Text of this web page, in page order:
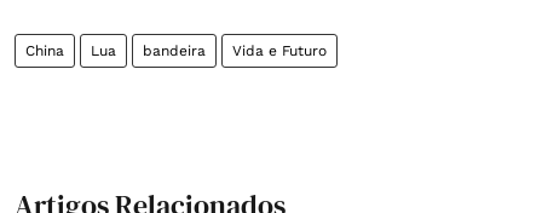
China Lua bandeira Vida e Futuro